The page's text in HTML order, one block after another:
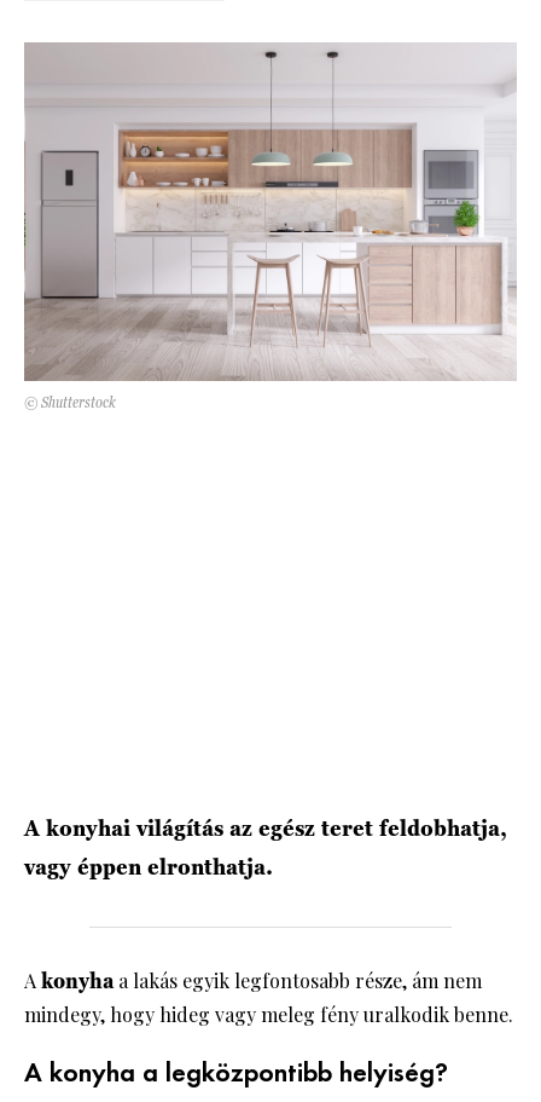
© Shutterstock
A konyhai világítás az egész teret feldobhatja,
vagy éppen elronthatja.
Akonyhaa lakás egyik legfontosabb része, ám nem
mindegy, hogy hideg vagy meleg fény uralkodik benne.
A konyha a legközpontibb helyiség?